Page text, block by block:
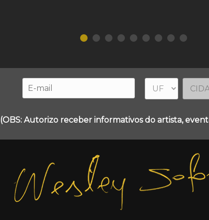
(OBS: Autorizo receber informativos do artista,